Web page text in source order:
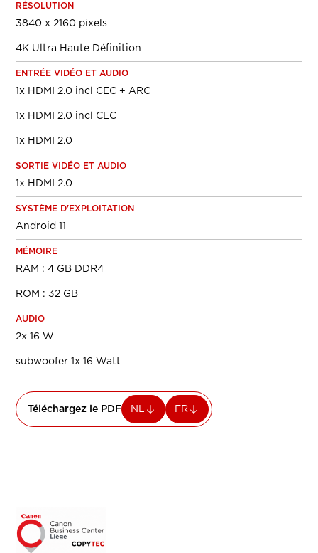
RÉSOLUTION
3840 x 2160 pixels
4K Ultra Haute Définition
ENTRÉE VIDÉO ET AUDIO
1x HDMI 2.0 incl CEC + ARC
1x HDMI 2.0 incl CEC
1x HDMI 2.0
SORTIE VIDÉO ET AUDIO
1x HDMI 2.0
SYSTÈME D'EXPLOITATION
Android 11
MÉMOIRE
RAM : 4 GB DDR4
ROM : 32 GB
AUDIO
2x 16 W
subwoofer 1x 16 Watt
Téléchargez le PDF NL FR